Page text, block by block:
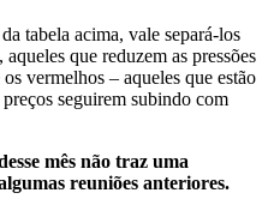
tabela acima, vale separá-los
que reduzem as pressões
vermelhos – aqueles que estão
seguirem subindo com
mês não traz uma
reuniões anteriores.